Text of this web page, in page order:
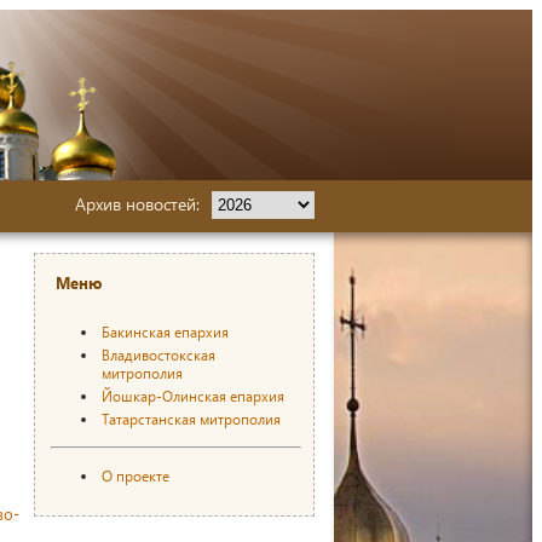
Архив новостей:
Меню
Бакинская епархия
Владивостокская
митрополия
Йошкар-Олинская епархия
Татарстанская митрополия
О проекте